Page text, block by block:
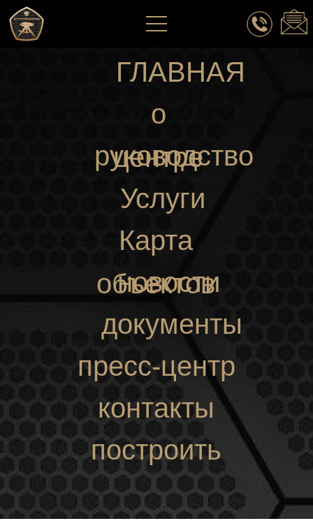
новости
руководство
Карта
объектов
ГЛАВНАЯ
пресс-центр
построить
маршрут
о
центре
документы
контакты
Услуги